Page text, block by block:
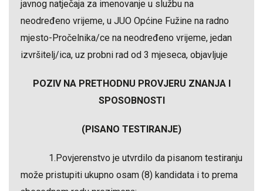
javnog natječaja za imenovanje u službu na
neodređeno vrijeme, u JUO Općine Fužine na radno
mjesto-Pročelnika/ce na neodređeno vrijeme, jedan
izvršitelj/ica, uz probni rad od 3 mjeseca, objavljuje
POZIV NA PRETHODNU PROVJERU ZNANJA I
SPOSOBNOSTI
(PISANO TESTIRANJE)
1.Povjerenstvo je utvrdilo da pisanom testiranju
može pristupiti ukupno osam (8) kandidata i to prema